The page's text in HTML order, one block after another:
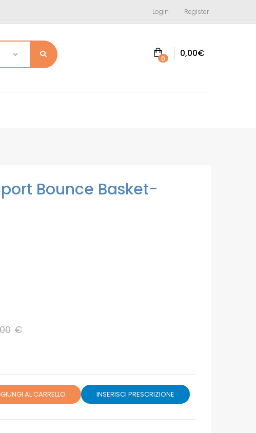
Login Register
0 0,00€
Bounce Basket-
€
AL CARRELLO INSERISCI PRESCRIZIONE